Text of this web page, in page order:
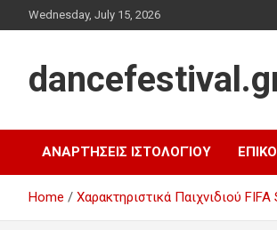
to
Wednesday, July 15, 2026
ΑΝΑΡΤΉΣΕΙΣ ΙΣΤΟΛΟΓΊΟΥ
Home Χαρακτηριστικά Παιχνιδιού